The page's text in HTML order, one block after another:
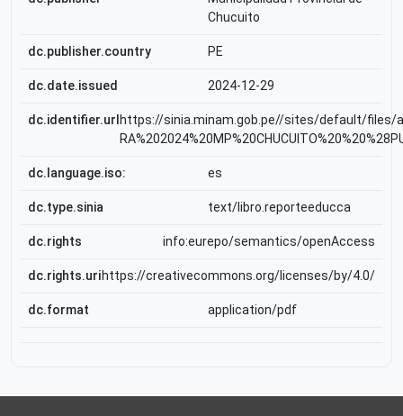
Chucuito
dc.publisher.country PE
dc.date.issued 2024-12-29
dc.identifier.url https://sinia.minam.gob.pe//sites/default/files/
dc.language.iso: es
dc.type.sinia text/libro.reporteeducca
dc.rights info:eurepo/semantics/openAccess
dc.rights.urihttps://creativecommons.org/licenses/by/4.0/
dc.format application/pdf